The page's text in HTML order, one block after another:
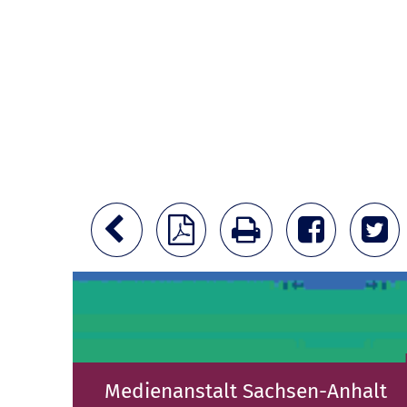
Medienanstalt Sachsen-Anhalt